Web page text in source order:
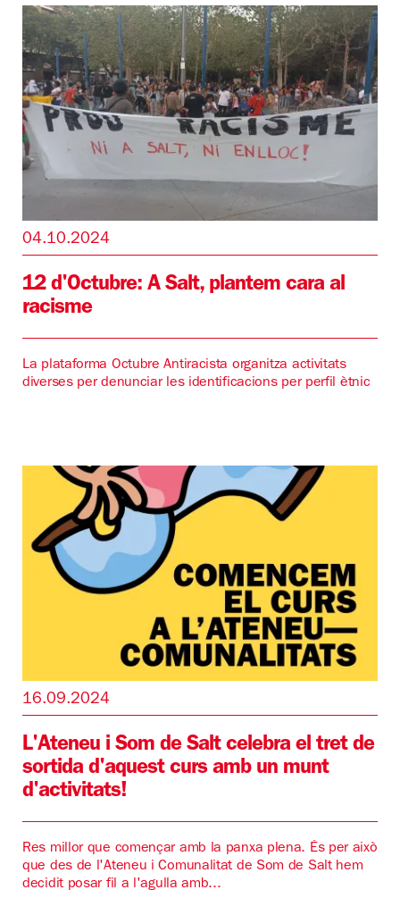
04.10.2024
12 d'Octubre: A Salt, plantem cara al
racisme
La plataforma Octubre Antiracista organitza activitats
diverses per denunciar les identificacions per perfil ètnic
16.09.2024
L'Ateneu i Som de Salt celebra el tret de
sortida d'aquest curs amb un munt
d'activitats!
Res millor que començar amb la panxa plena. És per això
que des de l'Ateneu i Comunalitat de Som de Salt hem
decidit posar fil a l'agulla amb...